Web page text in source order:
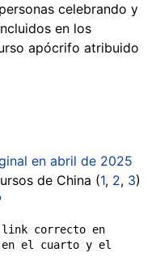
celebrando y
en los
apócrifo atribuido
en abril de 2025
de China (1, 2, 3)
link correcto en
en el cuarto y el